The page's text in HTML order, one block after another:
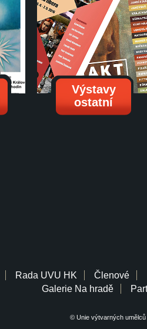
Výstavy
ostatní
Rada UVU HK Členové
Galerie Na hradě
© Unie výtvarných